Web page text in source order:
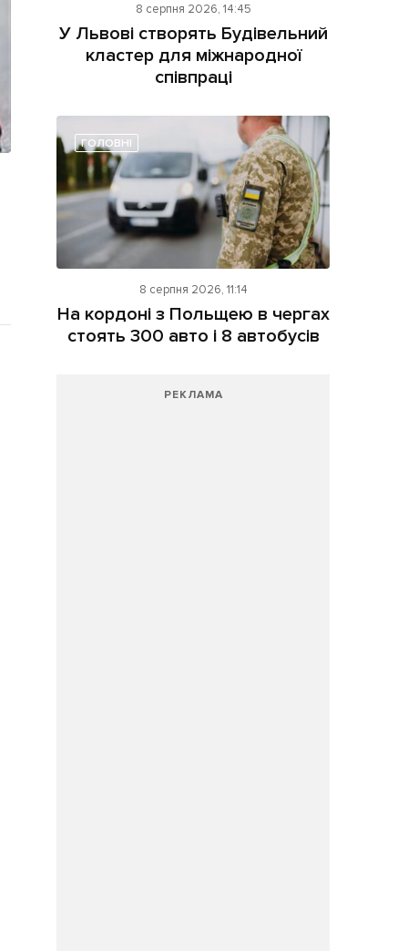
8 серпня 2026, 14:45
У Львові створять Будівельний
кластер для міжнародної
співпраці
ГОЛОВНІ
8 серпня 2026, 11:14
На кордоні з Польщею в чергах
стоять 300 авто і 8 автобусів
РЕКЛАМА